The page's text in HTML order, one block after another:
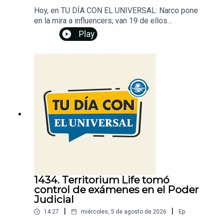
Hoy, en TU DÍA CON EL UNIVERSAL: Narco pone
en la mira a influencers; van 19 de ellos
asesinados. EU ofrece recompensas millonarias
por líderes del CJNG. Trump convierte sus
mensajes en un negocio. Tras protestas, CDMX
Además, descubre cómo recuperar tu número de
celular si no lo registraste. Dale play y...
¡Entérate!Un podcast de EL UNIVERSAL
Play
1434. Territorium Life tomó
control de exámenes en el Poder
Judicial
14:27 miércoles, 5 de agosto de 2026 Ep.